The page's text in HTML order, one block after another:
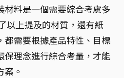
材料是一個需要綜合考慮多
以上提及的材質，還有紙
都需要根據產品特性、目標
保理念進行綜合考量，才能
案。